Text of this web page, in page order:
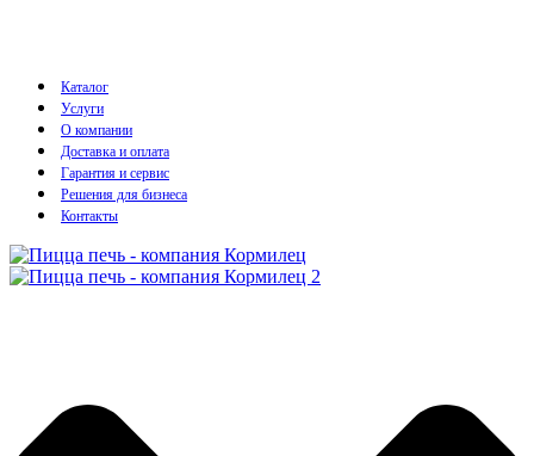
Каталог
Услуги
О компании
Доставка и оплата
Гарантия и сервис
Решения для бизнеса
Контакты